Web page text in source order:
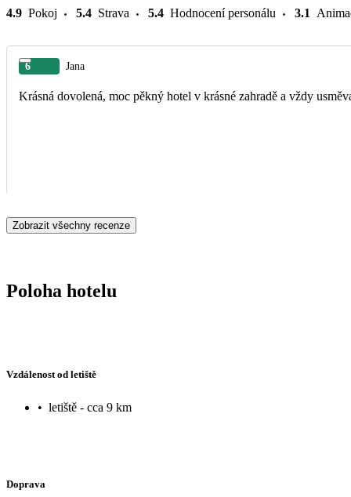
4.9 Pokoj 5.4 Strava 5.4 Hodnocení personálu 3.1
6 Jana
Krásná dovolená, moc pěkný hotel v krásné zahradě a vždy
Zobrazit všechny recenze
Poloha hotelu
Vzdálenost od letiště
• letiště - cca 9 km
Doprava